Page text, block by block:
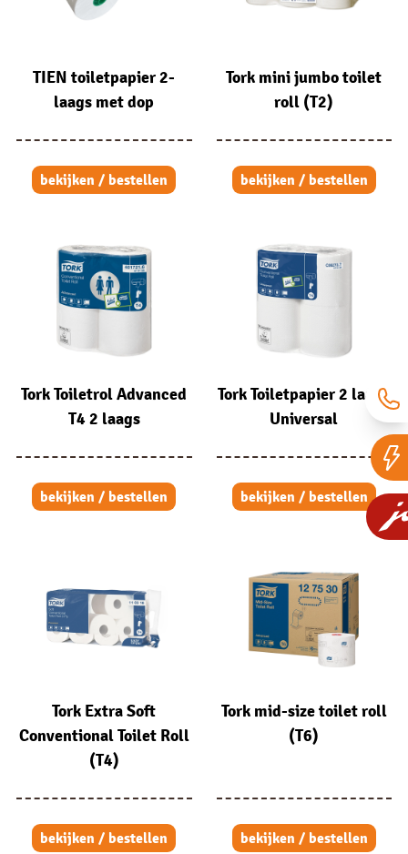
TIEN toiletpapier 2-
laags met dop
bekijken / bestellen
Tork mini jumbo toilet
roll (T2)
bekijken / bestellen
Tork Toiletrol Advanced
T4 2 laags
bekijken / bestellen
Tork Toiletpapier 2 laags
Universal
bekijken / bestellen
Tork Extra Soft
Conventional Toilet Roll
(T4)
bekijken / bestellen
Tork mid-size toilet roll
(T6)
bekijken / bestellen